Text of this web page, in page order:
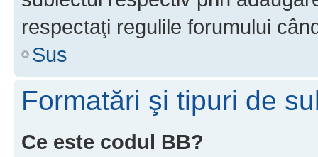
respectaţi regulile forumului
Sus
Formatări şi tipuri de
Ce este codul BB?